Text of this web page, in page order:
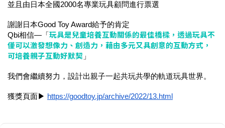
並且由日本全國2000名專業玩具顧問進行票選
謝謝日本Good Toy Award給予的肯定
Qbi相信—「 玩具是兒童培養互動關係的最佳橋樑，透過玩具不
僅可以激發想像力、創造力，藉由多元又具創意的互動方式，
可培養親子互動好默契 」
我們會繼續努力，設計出親子一起共玩共學的軌道玩具世界。
獲獎頁面▶ https://goodtoy.jp/archive/2022/13.html